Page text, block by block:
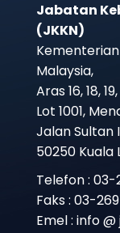
Jabatan
(JKKN)
Malaysia,
Aras 16, 18,
Lot 1001,
Jalan Sultan
50250 Kuala
Telefon : 03-
Faks : 03-
Emel : info